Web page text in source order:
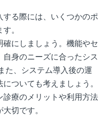
る際には、いくつかのポ
。
確にしましょう。機能やセ
身のニーズに合ったシス
た、システム導入後の運
ついても考えましょう。
診療のメリットや利用方法
切です。